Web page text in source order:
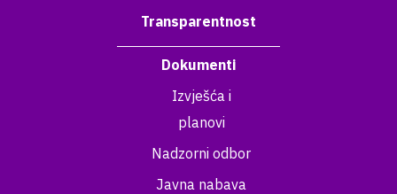
Transparentnost
Dokumenti
Izvješća i
planovi
Nadzorni odbor
Javna nabava